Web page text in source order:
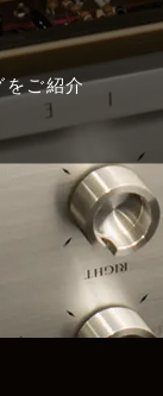
をご紹介